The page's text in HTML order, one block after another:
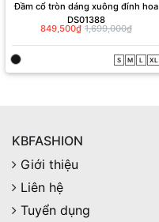
Đầm cổ tròn dáng xuông đính hoa
DS01388
849,500₫ 1,699,000₫
S M L XL
KBFASHION
Giới thiệu
Liên hệ
Tuyển dụng